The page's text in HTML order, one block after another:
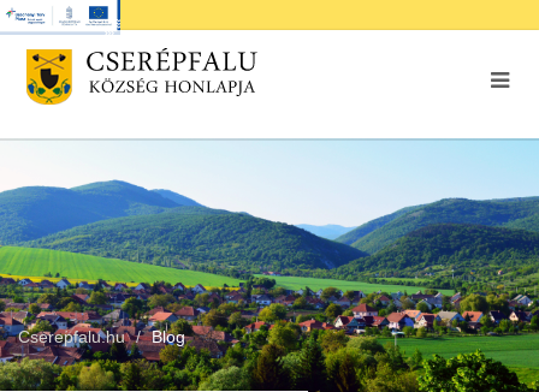
Cserepfalu.hu Blog